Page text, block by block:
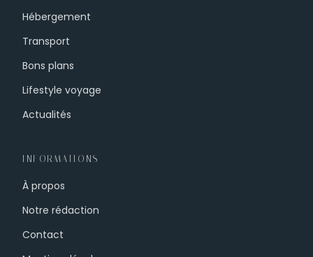
Hébergement
Transport
Bons plans
Lifestyle voyage
Actualités
INFORMATIONS
À propos
Notre rédaction
Contact